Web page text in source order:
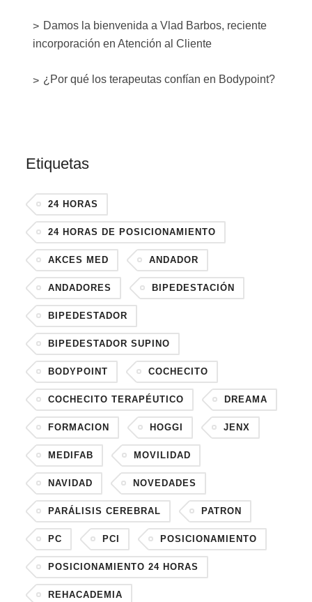
Damos la bienvenida a Vlad Barbos, reciente
incorporación en Atención al Cliente
¿Por qué los terapeutas confían en Bodypoint?
Etiquetas
24 HORAS
24 HORAS DE POSICIONAMIENTO
AKCES MED ANDADOR
ANDADORES BIPEDESTACIÓN
BIPEDESTADOR
BIPEDESTADOR SUPINO
BODYPOINT COCHECITO
COCHECITO TERAPÉUTICO DREAMA
FORMACION HOGGI JENX
MEDIFAB MOVILIDAD
NAVIDAD NOVEDADES
PARÁLISIS CEREBRAL PATRON
PC PCI POSICIONAMIENTO
POSICIONAMIENTO 24 HORAS
REHACADEMIA